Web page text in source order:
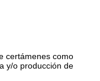
certámenes como
y/o producción de